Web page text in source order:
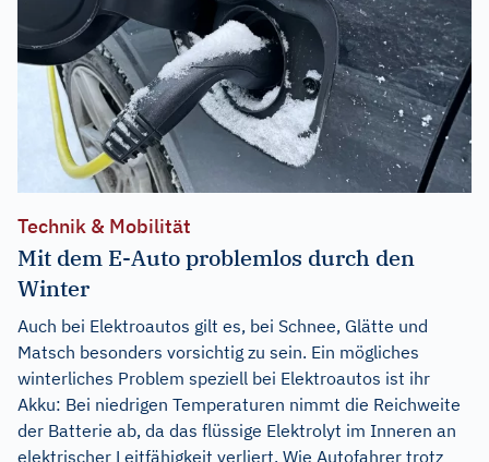
Technik & Mobilität
Mit dem E-Auto problemlos durch den
Winter
Auch bei Elektroautos gilt es, bei Schnee, Glätte und
Matsch besonders vorsichtig zu sein. Ein mögliches
winterliches Problem speziell bei Elektroautos ist ihr
Akku: Bei niedrigen Temperaturen nimmt die Reichweite
der Batterie ab, da das flüssige Elektrolyt im Inneren an
elektrischer Leitfähigkeit verliert. Wie Autofahrer trotz